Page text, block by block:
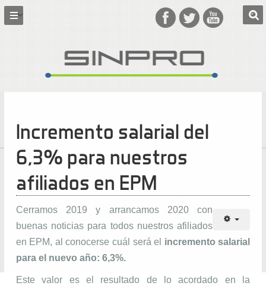
Incremento salarial del
6,3% para nuestros
afiliados en EPM
Cerramos 2019 y arrancamos 2020 con
buenas noticias para todos nuestros afiliados
en EPM, al conocerse cuál será el incremento salarial
para el nuevo año: 6,3%.
Este valor es el resultado de lo acordado en la